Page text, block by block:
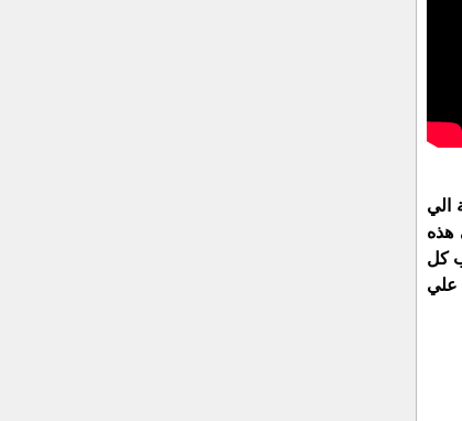
الي
هذه
كل
علي